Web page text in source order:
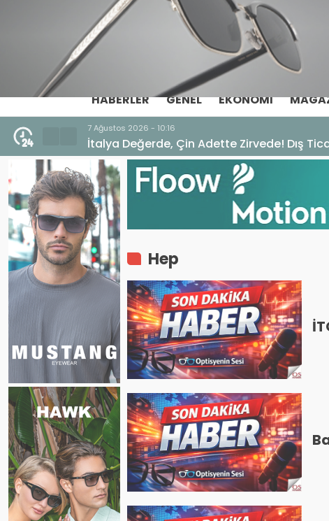
HABERLER GENEL EKONOMI
7 Ağustos 2026 - 10:16
İtalya Değerde, Çin Adette Zirvede! Dış
Hep